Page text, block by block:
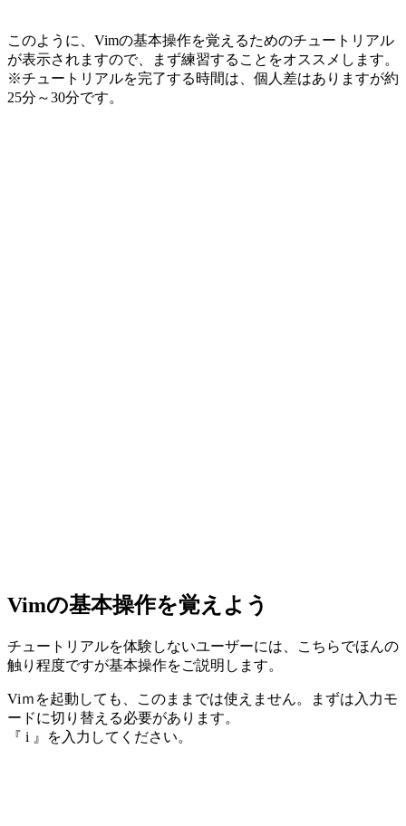
このように、Vimの基本操作を覚えるためのチュートリアル
が表示されますので、まず練習することをオススメします。
※チュートリアルを完了する時間は、個人差はありますが約
25分～30分です。
Vimの基本操作を覚えよう
チュートリアルを体験しないユーザーには、こちらでほんの
触り程度ですが基本操作をご説明します。
Viｍを起動しても、このままでは使えません。まずは入力モ
ードに切り替える必要があります。
『 i 』を入力してください。